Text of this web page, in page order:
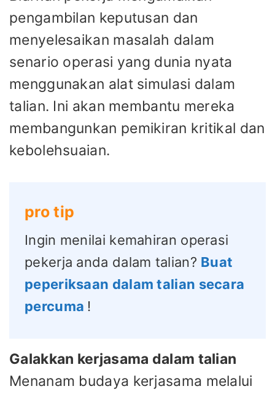
pengambilan keputusan dan
menyelesaikan masalah dalam
senario operasi yang dunia nyata
menggunakan alat simulasi dalam
talian. Ini akan membantu mereka
membangunkan pemikiran kritikal dan
kebolehsuaian.
pro tip
Ingin menilai kemahiran operasi
pekerja anda dalam talian? Buat
peperiksaan dalam talian secara
percuma !
Galakkan kerjasama dalam talian
Menanam budaya kerjasama melalui